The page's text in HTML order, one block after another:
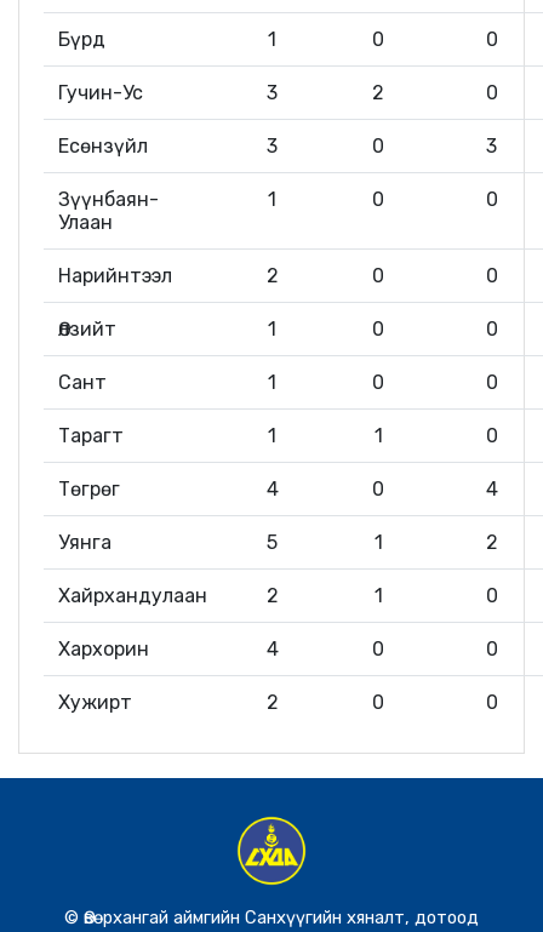
Бүрд 1 0 0
Гучин-Ус 3 2 0
Есөнзүйл 3 0 3
Зүүнбаян-
Улаан
1 0 0
Нарийнтээл 2 0 0
Өлзийт 1 0 0
Сант 1 0 0
Тарагт 1 1 0
Төгрөг 4 0 4
Уянга 5 1 2
Хайрхандулаан 2 1 0
Хархорин 4 0 0
Хужирт 2 0 0
© Өвөрхангай аймгийн Санхүүгийн хяналт, дотоод